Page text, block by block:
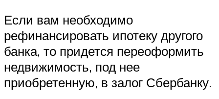
Если вам необходимо
рефинансировать ипотеку другого
банка, то придется переоформить
недвижимость, под нее
приобретенную, в залог Сбербанку.